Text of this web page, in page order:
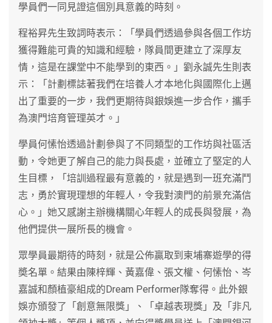
學員們一同見證這個別具意義的時刻。
程裕昇先生致詞時表示：「學員們透過參與各個工作坊
獲得難能可貴的知識和經驗，隊員間更建立了深厚友
情，這是在課堂中不能學到的東西。」劉永誠先生則表
示：「計劃標誌著我們在培養人才本地化與國際化上邁
出了重要的一步，我們更期待與銀娛進一步合作，攜手
為澳門培育管理英才。」
學員何愫怡透過計劃參與了不同類型的工作坊與社區活
動，令她更了解自己的能力與長處，並確立了堅定的人
生目標，「培訓過程最有意義的，就是遇到一班充滿鬥
志，勇於實現理想的年輕人，令我對澳門的前景充滿信
心。」她又感謝主辦機構關心年輕人的成長與發展，為
他們提供一展所長的機會。
眾學員最期待的時刻，就是公佈贏取到柬埔寨遊學的得
奬名單。結果由陳梓輝、黃嘉偉、張文權、何愫怡、岑
嘉誠和顏植豪組成的Dream Performer隊奪得。此外銀
娛亦頒發了「創意無限獎」、「卓越表現獎」及「非凡